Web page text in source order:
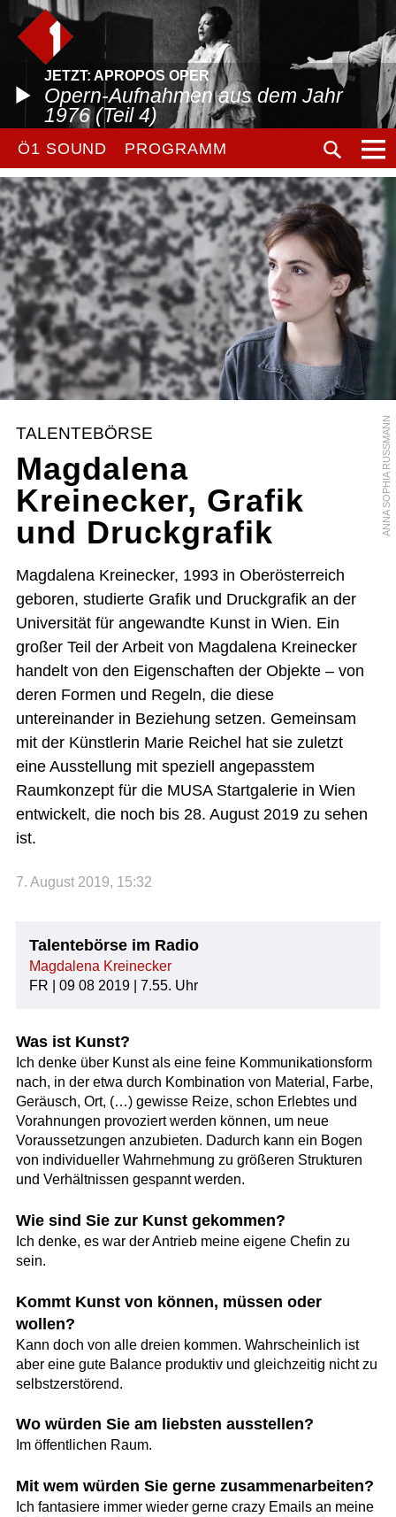
JETZT: APROPOS OPER
Opern-Aufnahmen aus dem Jahr
1976 (Teil 4)
Ö1 SOUND PROGRAMM
ANNA SOPHIA RUSSMANN
TALENTEBÖRSE
Magdalena
Kreinecker, Grafik
und Druckgrafik
Magdalena Kreinecker, 1993 in Oberösterreich
geboren, studierte Grafik und Druckgrafik an der
Universität für angewandte Kunst in Wien. Ein
großer Teil der Arbeit von Magdalena Kreinecker
handelt von den Eigenschaften der Objekte – von
deren Formen und Regeln, die diese
untereinander in Beziehung setzen. Gemeinsam
mit der Künstlerin Marie Reichel hat sie zuletzt
eine Ausstellung mit speziell angepasstem
Raumkonzept für die MUSA Startgalerie in Wien
entwickelt, die noch bis 28. August 2019 zu sehen
ist.
7. August 2019, 15:32
Talentebörse im Radio
Magdalena Kreinecker
FR | 09 08 2019 | 7.55. Uhr
Was ist Kunst?
Ich denke über Kunst als eine feine Kommunikationsform
nach, in der etwa durch Kombination von Material, Farbe,
Geräusch, Ort, (…) gewisse Reize, schon Erlebtes und
Vorahnungen provoziert werden können, um neue
Voraussetzungen anzubieten. Dadurch kann ein Bogen
von individueller Wahrnehmung zu größeren Strukturen
und Verhältnissen gespannt werden.
Wie sind Sie zur Kunst gekommen?
Ich denke, es war der Antrieb meine eigene Chefin zu
sein.
Kommt Kunst von können, müssen oder
wollen?
Kann doch von alle dreien kommen. Wahrscheinlich ist
aber eine gute Balance produktiv und gleichzeitig nicht zu
selbstzerstörend.
Wo würden Sie am liebsten ausstellen?
Im öffentlichen Raum.
Mit wem würden Sie gerne zusammenarbeiten?
Ich fantasiere immer wieder gerne crazy Emails an meine